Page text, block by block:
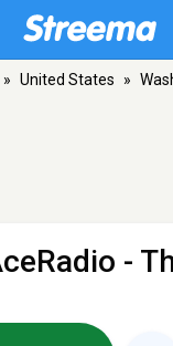
» United States »
-